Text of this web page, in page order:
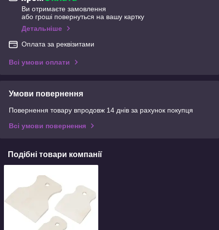
Ви отримаєте замовлення
або гроші повернуться на вашу картку
Детальніше
Оплата за реквізитами
Всі умови оплати
Умови повернення
Повернення товару впродовж 14 днів за рахунок покупця
Всі умови повернення
Подібні товари компанії